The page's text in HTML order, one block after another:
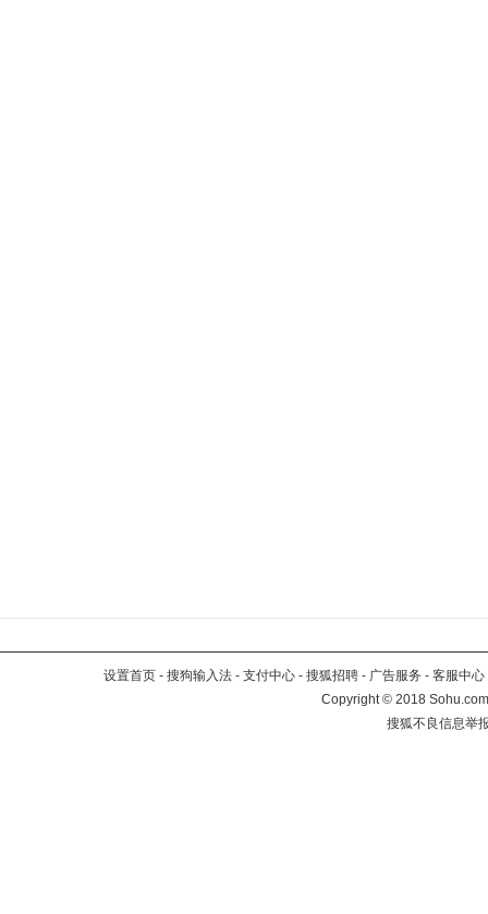
设置首页 - 搜狗输入法 - 支付中心 - 搜狐招聘 - 广告服务 - 客服中心
Copyright©2018
搜狐不良信息举